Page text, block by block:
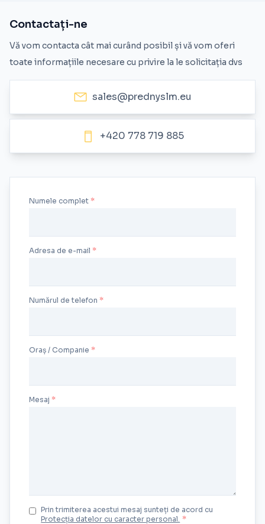
Contactați-ne
Vă vom contacta cât mai curând posibil și vă vom oferi
toate informațiile necesare cu privire la le solicitația dvs
sales@prednyslm.eu
+420 778 719 885
Mesaj
Numele complet
Adresa de e-mail
Numărul de telefon
Oraș / Companie
Prin trimiterea acestui mesaj sunteți de acord cu
Protecția datelor cu caracter personal. *